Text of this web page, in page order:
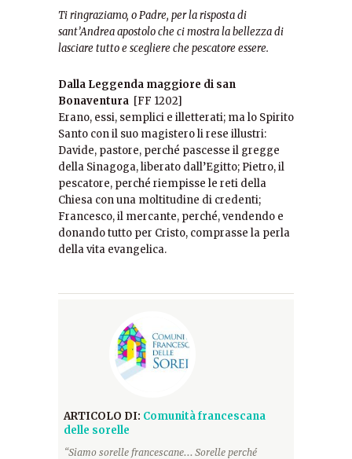
Ti ringraziamo, o Padre, per la risposta di
sant’Andrea apostolo che ci mostra la bellezza di
lasciare tutto e scegliere che pescatore essere.
Dalla Leggenda maggiore di san
Bonaventura [FF 1202]
Erano, essi, semplici e illetterati; ma lo Spirito
Santo con il suo magistero li rese illustri:
Davide, pastore, perché pascesse il gregge
della Sinagoga, liberato dall’Egitto; Pietro, il
pescatore, perché riempisse le reti della
Chiesa con una moltitudine di credenti;
Francesco, il mercante, perché, vendendo e
donando tutto per Cristo, comprasse la perla
della vita evangelica.
ARTICOLO DI: Comunità francescana
delle sorelle
“Siamo sorelle francescane... Sorelle perché